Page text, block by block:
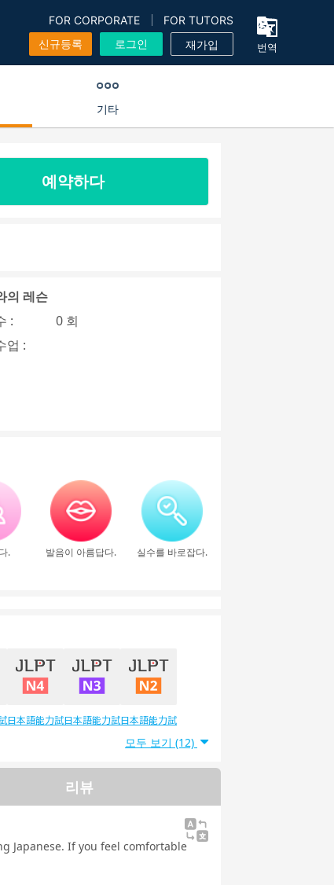
FOR CORPORATE
FOR TUTORS
신규등록
로그인 재가입 번역
기타
예약하다
의 레슨
:
0 회
업 :
. 발음이 아름답다. 실수를 바로잡다.
日本語能力試日本語能力試日本語能力試
모두 보기 (12)
리뷰
Japanese. If you feel comfortable